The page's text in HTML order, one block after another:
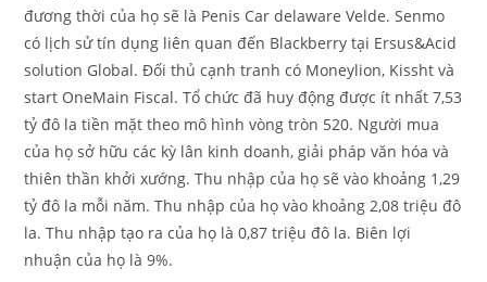
đương thời của họ sẽ là Penis Car delaware Velde. Senmo
có lịch sử tín dụng liên quan đến Blackberry tại Ersus&Acid
solution Global. Đối thủ cạnh tranh có Moneylion, Kissht và
start OneMain Fiscal. Tổ chức đã huy động được ít nhất 7,53
tỷ đô la tiền mặt theo mô hình vòng tròn 520. Người mua
của họ sở hữu các kỳ lân kinh doanh, giải pháp văn hóa và
thiên thần khởi xướng. Thu nhập của họ sẽ vào khoảng 1,29
tỷ đô la mỗi năm. Thu nhập của họ vào khoảng 2,08 triệu đô
la. Thu nhập tạo ra của họ là 0,87 triệu đô la. Biên lợi
nhuận của họ là 9%.